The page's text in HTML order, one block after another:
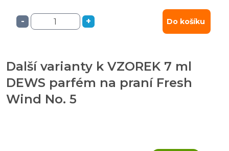
- + Do košíku
Další varianty k VZOREK 7 ml
DEWS parfém na praní Fresh
Wind No. 5